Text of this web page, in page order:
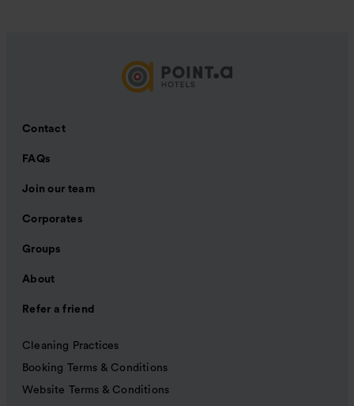
Contact
FAQs
Join our team
Corporates
Groups
About
Refer a friend
Cleaning Practices
Booking Terms & Conditions
Website Terms & Conditions